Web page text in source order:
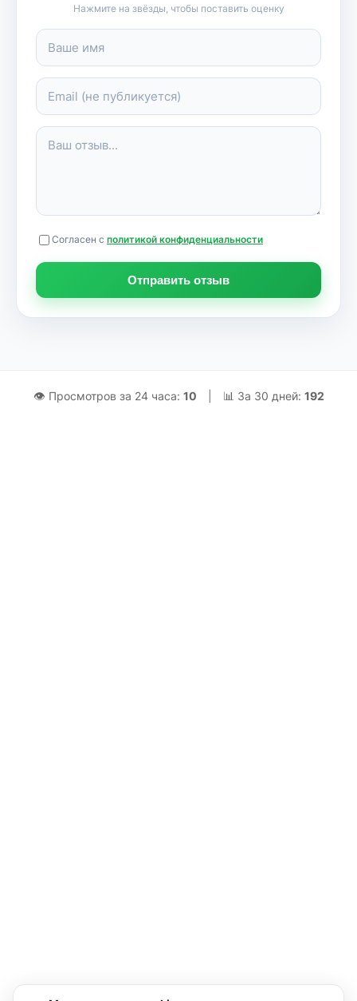
Нажмите на звёзды, чтобы поставить оценку
Согласен с политикой конфиденциальности
Отправить отзыв
👁 Просмотров за 24 часа: 10 📊 За 30 дней: 192